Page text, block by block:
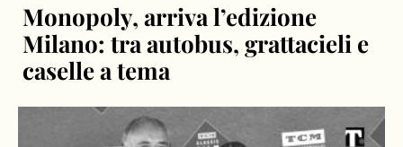
Monopoly, arriva l’edizione
Milano: tra autobus, grattacieli e
caselle a tema